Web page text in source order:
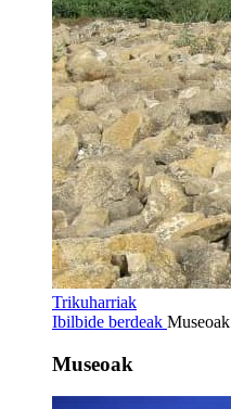
Trikuharriak
Ibilbide berdeak Museoak
Museoak